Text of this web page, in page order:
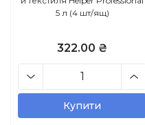
5 л (4 шт/ящ)
322.00 ₴
Купити